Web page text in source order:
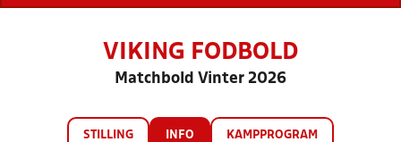
VIKING FODBOLD
Matchbold Vinter 2026
STILLING INFO KAMPPROGRAM